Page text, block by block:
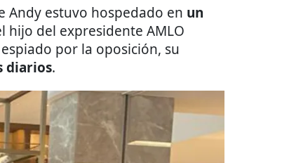
Andy estuvo hospedado en un
hijo del expresidente AMLO
por la oposición, su
diarios.